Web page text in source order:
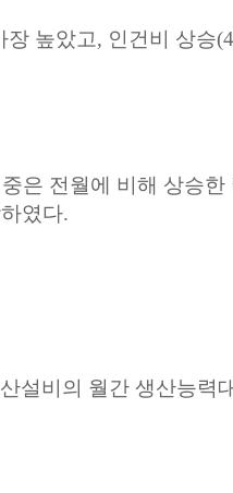
장 높았고, 인건비 상승
은 전월에 비해 상승한
였다.
설비의 월간 생산능력